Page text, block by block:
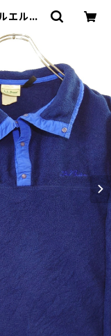
エルビ